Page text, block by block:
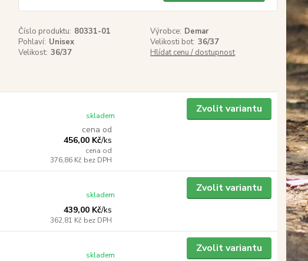
Číslo produktu: 80331-01 Výrobce: Demar
Pohlaví: Unisex Velikosti bot: 36/37
Velikost: 36/37 Hlídat cenu / dostupnost
cena od
456,00 Kč/ks
cena od
376,86 Kč bez DPH
skladem
Zvolit variantu
439,00 Kč/ks
362,81 Kč bez DPH
skladem
Zvolit variantu
skladem
Zvolit variantu